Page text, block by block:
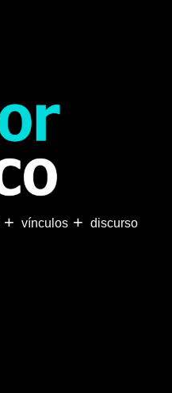
+ +
vínculos discurso